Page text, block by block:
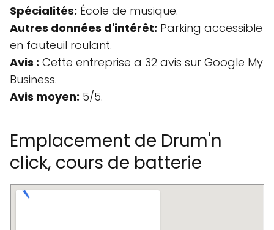
Spécialités: École de musique.
Autres données d'intérêt: Parking accessible
en fauteuil roulant.
Avis : Cette entreprise a 32 avis sur Google My
Business.
Avis moyen: 5/5.
Emplacement de Drum'n
click, cours de batterie